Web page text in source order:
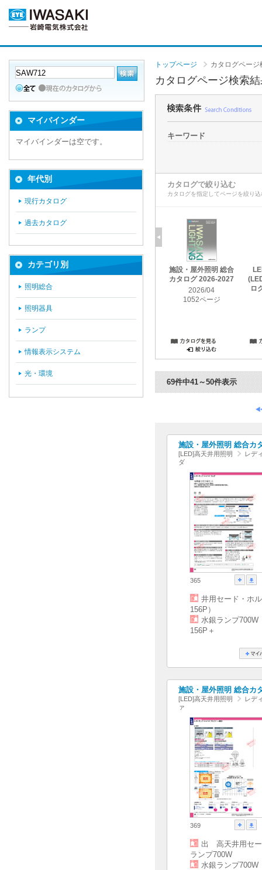
トップページ カタログページ
カタログページ検索
キーワード
カタログで絞り込む
カタログを指定してページを絞り
施設・屋外照明 総合
カタログ 2026-2027
2026/04
1052ページ
ロ
69件中41～50件表示
施設・屋外照明 総合カ
[LED]高天井用照明
レデ
ダ
365
井用セード・ホ
156P）
水銀ランプ700W
156P＋
施設・屋外照明 総合カ
[LED]高天井用照明
レデ
ァ
369
出 高天井用セ
ランプ700W
水銀ランプ700W
マイバインダー
マイバインダーは空です。
年代別
現行カタログ
過去カタログ
カテゴリ別
照明総合
照明器具
ランプ
情報表示システム
光・環境